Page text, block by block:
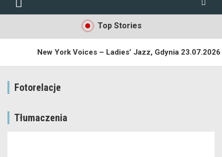
Top Stories
New York Voices – Ladies’ Jazz, Gdynia 23.07.2026
Dust Bunny – 19. Letnia Akademia Jazzu, 21.07.2026
Fotorelacje
Tłumaczenia